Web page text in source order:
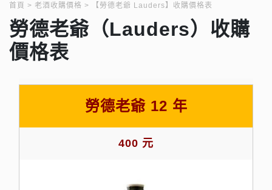
首頁 老酒收購價格 【勞德老爺 Lauders】收購價格表
勞德老爺（Lauders）收購
價格表
勞德老爺 12 年
400 元